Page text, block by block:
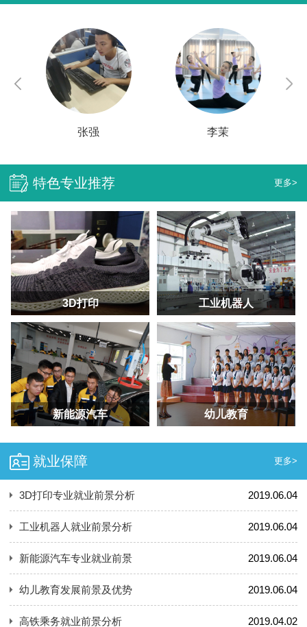
张强 李茉
特色专业推荐 更多>
3D打印 工业机器人
新能源汽车 幼儿教育
就业保障 更多>
2019.06.04
3D打印专业就业前景分析
2019.06.04
工业机器人就业前景分析
2019.06.04
新能源汽车专业就业前景
2019.06.04
幼儿教育发展前景及优势
2019.04.02
高铁乘务就业前景分析